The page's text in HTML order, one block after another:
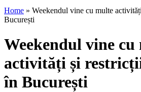
Home » Weekendul vine cu multe
București
Weekendul vine cu
activități și
în București